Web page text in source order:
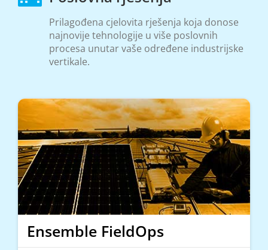
Prilagođena cjelovita rješenja koja donose
najnovije tehnologije u više poslovnih
procesa unutar vaše određene industrijske
vertikale.
Ensemble FieldOps